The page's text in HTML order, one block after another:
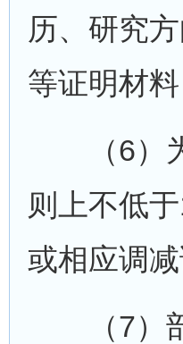
历、研究
等证明材
（6）为
则上不低
或相应调
（7）部